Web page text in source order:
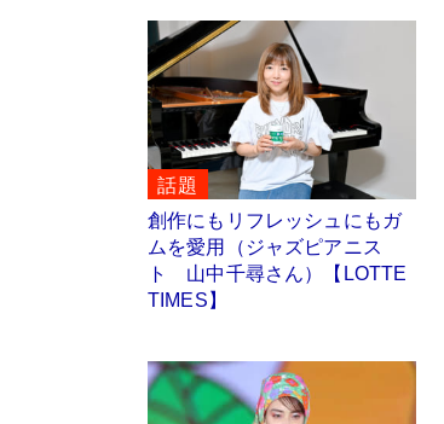
話題
創作にもリフレッシュにもガ
ムを愛用（ジャズピアニス
ト 山中千尋さん）【LOTTE
TIMES】